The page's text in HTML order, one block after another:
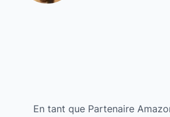
En tant que Partenaire